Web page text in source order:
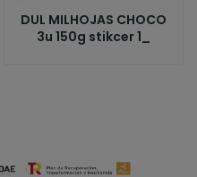
DUL MILHOJAS CHOCO
3u 150g stikcer 1_